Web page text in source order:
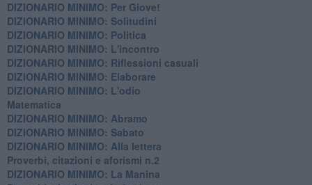
DIZIONARIO MINIMO: Per Giove!
DIZIONARIO MINIMO: Solitudini
DIZIONARIO MINIMO: Politica
DIZIONARIO MINIMO: L'incontro
DIZIONARIO MINIMO: Riflessioni casuali
DIZIONARIO MINIMO: Elaborare
DIZIONARIO MINIMO: L'odio
​Matematica
DIZIONARIO MINIMO: Abramo
DIZIONARIO MINIMO: Sabato
​DIZIONARIO MINIMO: Alla lettera
Proverbi, citazioni e aforismi n.2
DIZIONARIO MINIMO: La Manina